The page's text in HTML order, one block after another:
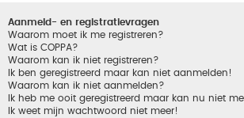
Aanmeld- en registratievragen
Waarom moet ik me registreren?
Wat is COPPA?
Waarom kan ik niet registreren?
Ik ben geregistreerd maar kan niet aanmelden!
Waarom kan ik niet aanmelden?
Ik heb me ooit geregistreerd maar kan nu niet
Ik weet mijn wachtwoord niet meer!